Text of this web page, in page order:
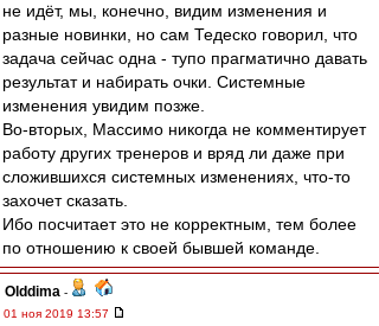
не идёт, мы, конечно, видим изменения и
разные новинки, но сам Тедеско говорил, что
задача сейчас одна - тупо прагматично давать
результат и набирать очки. Системные
изменения увидим позже.
Во-вторых, Массимо никогда не комментирует
работу других тренеров и вряд ли даже при
сложившихся системных изменениях, что-то
захочет сказать.
Ибо посчитает это не корректным, тем более
по отношению к своей бывшей команде.
Olddima -
01 ноя 2019 13:57